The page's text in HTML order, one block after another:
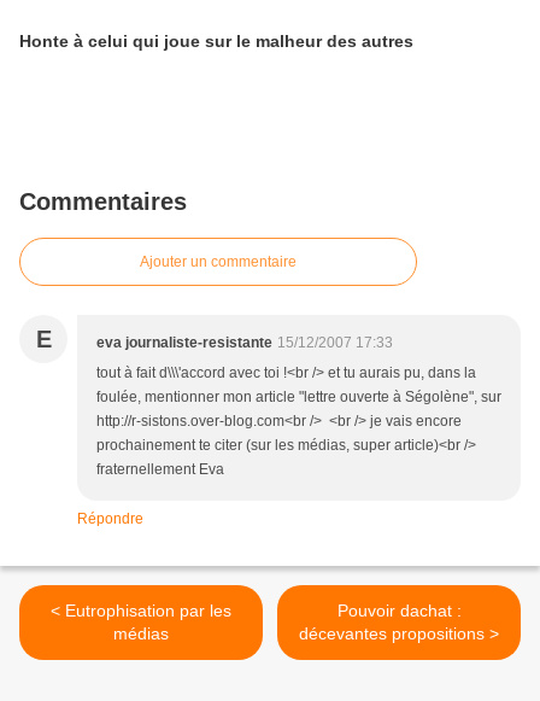
Honte à celui qui joue sur le malheur des autres
Commentaires
Ajouter un commentaire
E eva journaliste-resistante 15/12/2007 17:33
tout à fait d\\\'accord avec toi !<br /> et tu aurais pu, dans la
foulée, mentionner mon article "lettre ouverte à Ségolène", sur
http://r-sistons.over-blog.com<br /> <br /> je vais encore
prochainement te citer (sur les médias, super article)<br />
fraternellement Eva
Répondre
< Eutrophisation par les
médias
Pouvoir dachat :
décevantes propositions >